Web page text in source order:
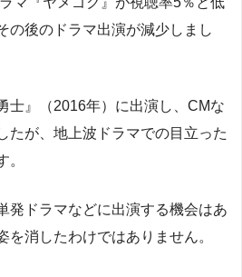
の後のドラマ出演が減少しまし
士』（2016年）に出演し、CMな
たが、地上波ドラマでの目立った
。
発ドラマなどに出演する機会はあ
を消したわけではありません。